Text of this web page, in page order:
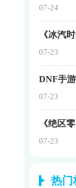
07-24
《冰汽
07-23
DNF手
07-23
《绝区
07-23
热门